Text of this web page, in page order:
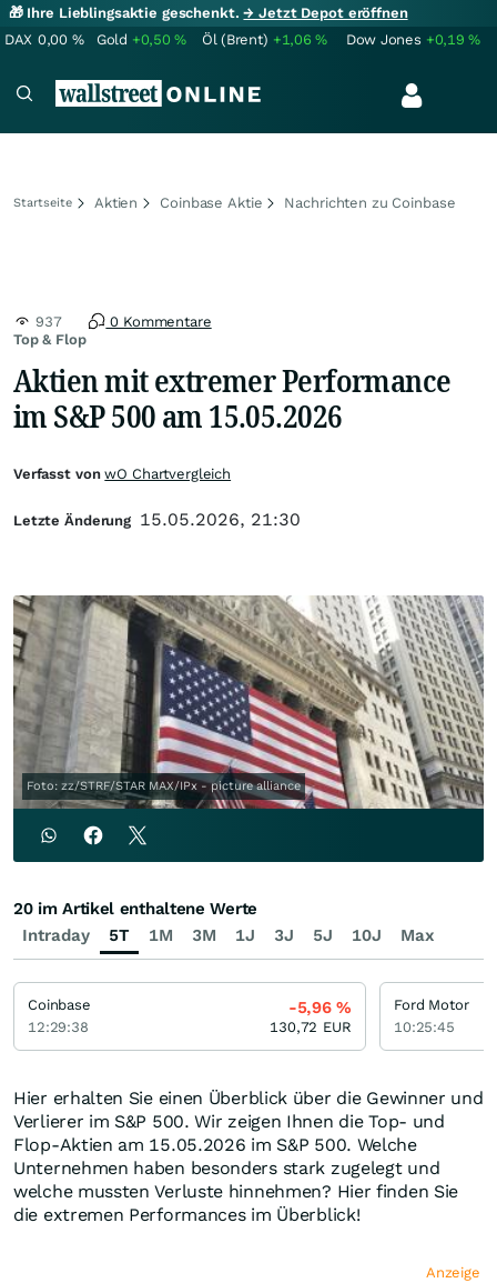
🎁 Ihre Lieblingsaktie geschenkt.→ Jetzt Depot eröffnen
DAX 0,00 % Gold +0,50% Öl (Brent) +1,06% Dow Jones +0,19%
Startseite Aktien Coinbase Aktie Nachrichten zu Coinbase
Top & Flop
937 0 Kommentare
Aktien mit extremer Performance
im S&P 500 am 15.05.2026
Foto: zz/STRF/STAR MAX/IPx - picture alliance
Hier erhalten Sie einen Überblick über die Gewinner und
Verlierer im S&P 500. Wir zeigen Ihnen die Top- und
Flop-Aktien am 15.05.2026 im S&P 500. Welche
Unternehmen haben besonders stark zugelegt und
welche mussten Verluste hinnehmen? Hier finden Sie
die extremen Performances im Überblick!
Anzeige
Verfasst vonwO Chartvergleich
Letzte Änderung 15.05.2026, 21:30
Intraday 5T 1M 3M 1J 3J 5J 10J Max
20 im Artikel enthaltene Werte
Coinbase
12:29:38
-5,96%
130,72 EUR
Ford Motor
10:25:45